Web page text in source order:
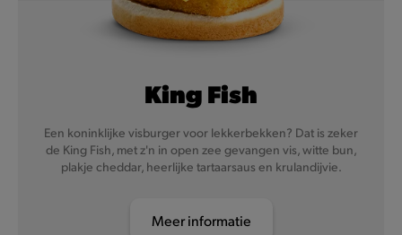
King Fish
Een koninklijke visburger voor lekkerbekken? Dat is zeker
de King Fish, met z'n in open zee gevangen vis, witte bun,
plakje cheddar, heerlijke tartaarsaus en krulandijvie.
Meer informatie